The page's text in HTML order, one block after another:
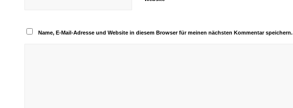
Name, E-Mail-Adresse und Website in diesem Browser für meinen nächsten Kommentar speichern.